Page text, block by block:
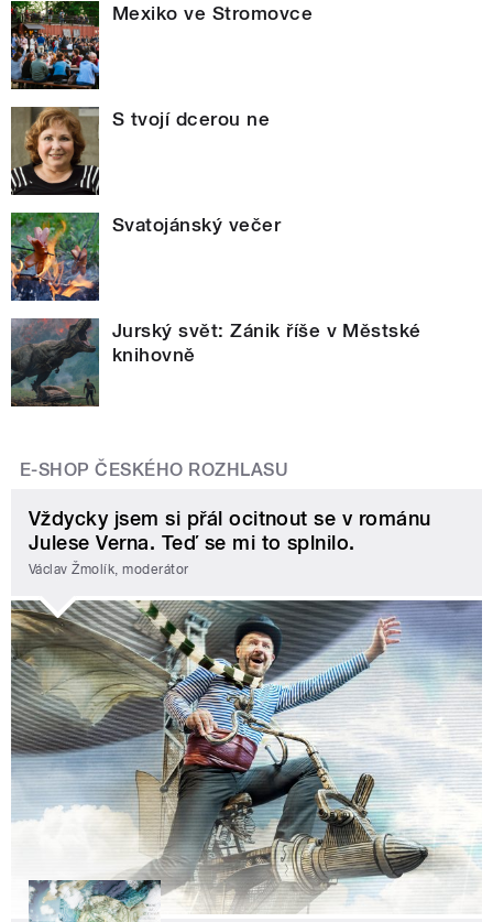
Mexiko ve Stromovce
S tvojí dcerou ne
Svatojánský večer
Jurský svět: Zánik říše v Městské
knihovně
E-SHOP ČESKÉHO ROZHLASU
Vždycky jsem si přál ocitnout se v románu
Julese Verna. Teď se mi to splnilo.
Václav Žmolík, moderátor